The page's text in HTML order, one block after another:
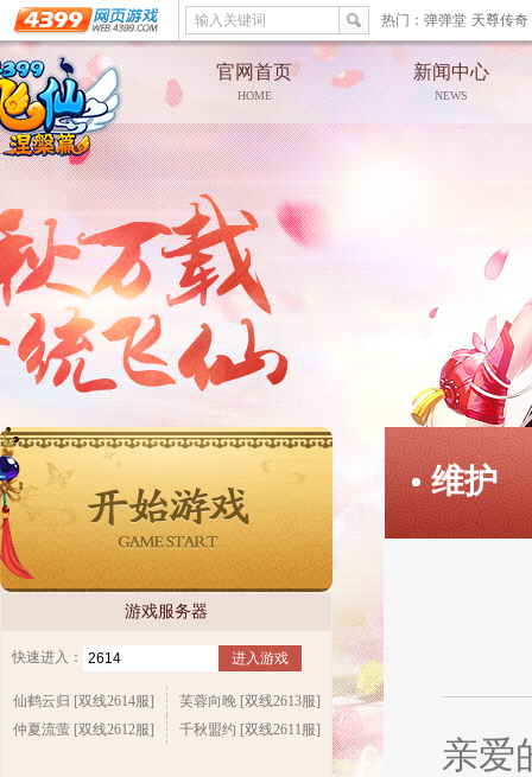
输入关键词 热门： 弹弹堂 天尊传奇
官网首页
HOME
新闻中心
NEWS
游戏服务器
快速进入： 进入游戏
仙鹤云归 [双线2614服]
芙蓉向晚 [双线2613服]
仲夏流萤 [双线2612服]
千秋盟约 [双线2611服]
维护
亲爱